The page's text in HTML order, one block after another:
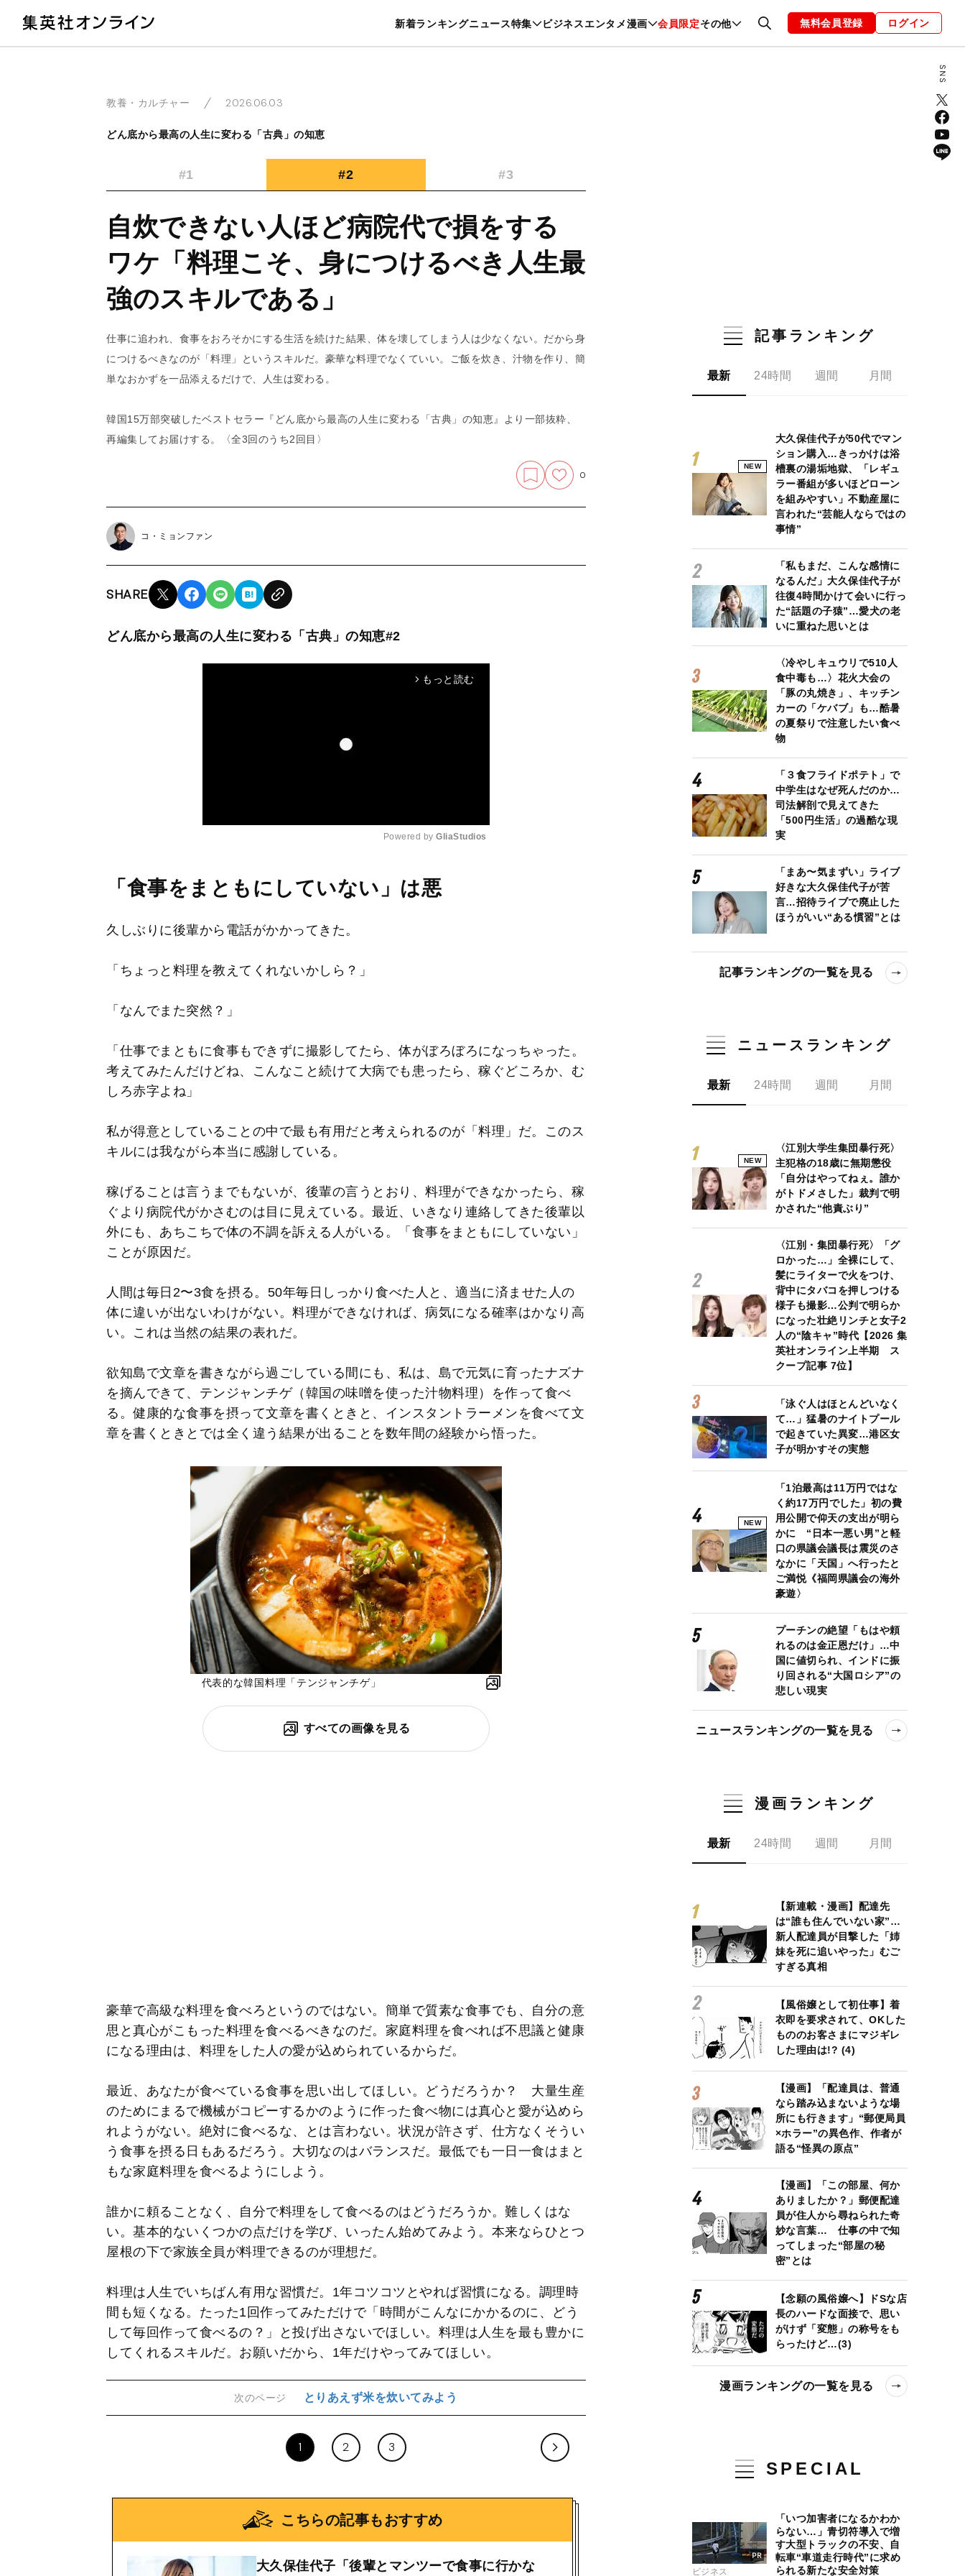
新着ランキングニュース特集 ビジネスエンタメ漫画 会員限定その他
暮らし スポーツ ヘルスケア 美容 グルメ ファッション 恋愛・結婚 編集部 お知らせ
無料会員登録 ログイン
教養・カルチャー 2026.06.03
どん底から最高の人生に変わる「古典」の知恵
#1 #2 #3
自炊できない人ほど病院代で損をする
ワケ「料理こそ、身につけるべき人生最
強のスキルである」
仕事に追われ、食事をおろそかにする生活を続けた結果、体を壊してしまう人は少なくない。だから身
につけるべきなのが「料理」というスキルだ。豪華な料理でなくていい。ご飯を炊き、汁物を作り、簡
単なおかずを一品添えるだけで、人生は変わる。
韓国15万部突破したベストセラー『どん底から最高の人生に変わる「古典」の知恵』より一部抜粋、
再編集してお届けする。
〈全3回のうち2回目〉
0
コ・ミョンファン
SHARE
どん底から最高の人生に変わる「古典」の知恵#2
arrow_forward_ios もっと読む
M
u
Powered by GliaStudios
「食事をまともにしていない」は悪
久しぶりに後輩から電話がかかってきた。
「ちょっと料理を教えてくれないかしら？」
「なんでまた突然？」
「仕事でまともに食事もできずに撮影してたら、体がぼろぼろになっちゃった。
考えてみたんだけどね、こんなこと続けて大病でも患ったら、稼ぐどころか、む
しろ赤字よね」
私が得意としていることの中で最も有用だと考えられるのが「料理」だ。このス
キルには我ながら本当に感謝している。
稼げることは言うまでもないが、後輩の言うとおり、料理ができなかったら、稼
ぐより病院代がかさむのは目に見えている。最近、いきなり連絡してきた後輩以
外にも、あちこちで体の不調を訴える人がいる。「食事をまともにしていない」
ことが原因だ。
人間は毎日2〜3食を摂る。50年毎日しっかり食べた人と、適当に済ませた人の
体に違いが出ないわけがない。料理ができなければ、病気になる確率はかなり高
い。これは当然の結果の表れだ。
欲知島で文章を書きながら過ごしている間にも、私は、島で元気に育ったナズナ
を摘んできて、テンジャンチゲ（韓国の味噌を使った汁物料理）を作って食べ
る。健康的な食事を摂って文章を書くときと、インスタントラーメンを食べて文
章を書くときとでは全く違う結果が出ることを数年間の経験から悟った。
代表的な韓国料理「テンジャンチゲ」
すべての画像を見る
豪華で高級な料理を食べろというのではない。簡単で質素な食事でも、自分の意
思と真心がこもった料理を食べるべきなのだ。家庭料理を食べれば不思議と健康
になる理由は、料理をした人の愛が込められているからだ。
最近、あなたが食べている食事を思い出してほしい。どうだろうか？ 大量生産
のためにまるで機械がコピーするかのように作った食べ物には真心と愛が込めら
れようがない。絶対に食べるな、とは言わない。状況が許さず、仕方なくそうい
う食事を摂る日もあるだろう。大切なのはバランスだ。最低でも一日一食はまと
もな家庭料理を食べるようにしよう。
誰かに頼ることなく、自分で料理をして食べるのはどうだろうか。難しくはな
い。基本的ないくつかの点だけを学び、いったん始めてみよう。本来ならひとつ
屋根の下で家族全員が料理できるのが理想だ。
料理は人生でいちばん有用な習慣だ。1年コツコツとやれば習慣になる。調理時
間も短くなる。たった1回作ってみただけで「時間がこんなにかかるのに、どう
して毎回作って食べるの？」と投げ出さないでほしい。料理は人生を最も豊かに
してくれるスキルだ。お願いだから、1年だけやってみてほしい。
次のページ とりあえず米を炊いてみよう
1 2 3
こちらの記事もおすすめ
大久保佳代子「後輩とマンツーで食事に行かな
記事ランキング
最新 24時間 週間 月間
NEW
大久保佳代子が50代でマン
ション購入…きっかけは浴
槽裏の湯垢地獄、「レギュ
ラー番組が多いほどローン
を組みやすい」不動産屋に
言われた“芸能人ならではの
事情”
「私もまだ、こんな感情に
なるんだ」大久保佳代子が
往復4時間かけて会いに行っ
た“話題の子猿”…愛犬の老
いに重ねた思いとは
〈冷やしキュウリで510人
食中毒も…〉花火大会の
「豚の丸焼き」、キッチン
カーの「ケバブ」も…酷暑
の夏祭りで注意したい食べ
物
「３食フライドポテト」で
中学生はなぜ死んだのか…
司法解剖で見えてきた
「500円生活」の過酷な現
実
「まあ〜気まずい」ライブ
好きな大久保佳代子が苦
言…招待ライブで廃止した
ほうがいい“ある慣習”とは
記事ランキングの一覧を見る
ニュースランキング
最新 24時間 週間 月間
NEW
〈江別大学生集団暴行死〉
主犯格の18歳に無期懲役
「自分はやってねぇ。誰か
がトドメさした」裁判で明
かされた“他責ぶり”
〈江別・集団暴行死〉「グ
ロかった…」全裸にして、
髪にライターで火をつけ、
背中にタバコを押しつける
様子も撮影…公判で明らか
になった壮絶リンチと女子2
人の“陰キャ”時代【2026 集
英社オンライン上半期 ス
クープ記事 7位】
「泳ぐ人はほとんどいなく
て…」猛暑のナイトプール
で起きていた異変…港区女
子が明かすその実態
NEW
「1泊最高は11万円ではな
く約17万円でした」初の費
用公開で仰天の支出が明ら
かに “日本一悪い男”と軽
口の県議会議長は震災のさ
なかに「天国」へ行ったと
ご満悦《福岡県議会の海外
豪遊〉
プーチンの絶望「もはや頼
れるのは金正恩だけ」…中
国に値切られ、インドに振
り回される“大国ロシア”の
悲しい現実
ニュースランキングの一覧を見る
漫画ランキング
最新 24時間 週間 月間
【新連載・漫画】配達先
は“誰も住んでいない家”…
新人配達員が目撃した「姉
妹を死に追いやった」むご
すぎる真相
【風俗嬢として初仕事】着
衣即を要求されて、OKした
もののお客さまにマジギレ
した理由は!? (4)
【漫画】「配達員は、普通
なら踏み込まないような場
所にも行きます」“郵便局員
×ホラー”の異色作、作者が
語る“怪異の原点”
【漫画】「この部屋、何か
ありましたか？」郵便配達
員が住人から尋ねられた奇
妙な言葉… 仕事の中で知
ってしまった“部屋の秘
密”とは
【念願の風俗嬢へ】ドSな店
長のハードな面接で、思い
がけず「変態」の称号をも
らったけど…(3)
漫画ランキングの一覧を見る
SPECIAL
ビジネス
「いつ加害者になるかわか
らない…」青切符導入で増
す大型トラックの不安、自
転車“車道走行時代”に求め
られる新たな安全対策